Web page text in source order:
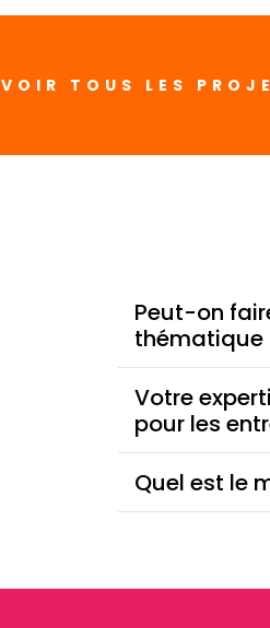
VOIR TOUS LES
Peut-on
thématique
Votre
pour les
Quel est le